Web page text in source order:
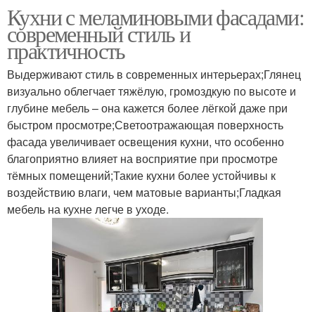
Кухни с меламиновыми фасадами:
современный стиль и
практичность
Выдерживают стиль в современных интерьерах;Глянец
визуально облегчает тяжёлую, громоздкую по высоте и
глубине мебель – она кажется более лёгкой даже при
быстром просмотре;Светоотражающая поверхность
фасада увеличивает освещения кухни, что особенно
благоприятно влияет на восприятие при просмотре
тёмных помещений;Такие кухни более устойчивы к
воздействию влаги, чем матовые варианты;Гладкая
мебель на кухне легче в уходе.